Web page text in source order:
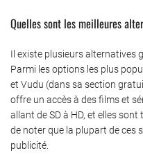
Quelles sont les meilleures
Il existe plusieurs alternatives
Parmi les options les plus
et Vudu (dans sa section
offre un accès à des films et
allant de SD à HD, et elles
de noter que la plupart de ces
publicité.